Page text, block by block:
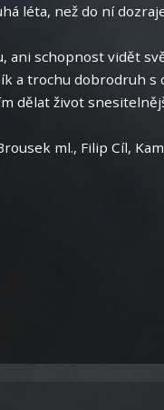
léta, než do ní
schopnost vidět
a trochu dobrodruh
dělat život
ml., Filip Cíl,